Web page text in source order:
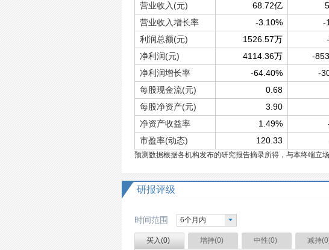
营业收入(元) 68.72亿
营业收入增长率
-3.10% -
利润总额(元)
1526.57万
净利润(元)
4114.36万 -
净利润增长率
-64.40% -
每股现金流(元)
0.68
每股净资产(元)
3.90
净资产收益率
1.49%
市盈率(动态)
120.33
预测数据根据各机构发布的研究报告摘录所得，与本终端立场
研报评级
6个月内
时间范围
买入(0) 增持(0) 中性(0) 减持(0